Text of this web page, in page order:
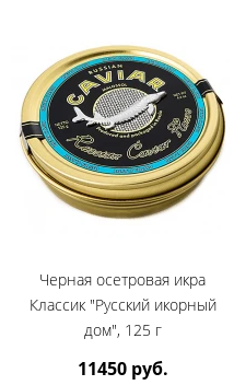
Черная осетровая икра
Классик "Русский икорный
дом", 125 г
11450 руб.